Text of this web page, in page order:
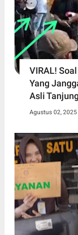
VIRAL!
Yang
Asli
Agustus 02, 2025